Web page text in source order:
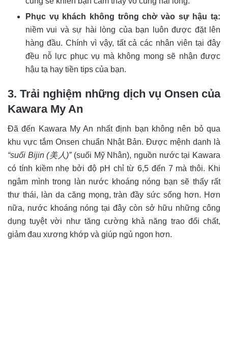
Phục vụ khách không trông chờ vào sự hậu tạ:
niềm vui và sự hài lòng của bạn luôn được đặt lên
hàng đầu. Chính vì vậy, tất cả các nhân viên tại đây
đều nỗ lực phục vụ mà không mong sẽ nhận được
hậu tạ hay tiền tips của bạn.
3. Trải nghiệm những dịch vụ Onsen của
Kawara My An
Đã đến Kawara My An nhất định bạn không nên bỏ qua
khu vực tắm Onsen chuẩn Nhật Bản. Được mệnh danh là
“suối Bijin (美人)”(suối Mỹ Nhân), nguồn nước tại Kawara
có tính kiềm nhẹ bởi độ pH chỉ từ 6,5 đến 7 mà thôi. Khi
ngâm mình trong làn nước khoáng nóng bạn sẽ thấy rất
thư thái, làn da căng mọng, tràn đầy sức sống hơn. Hơn
nữa, nước khoáng nóng tại đây còn sở hữu những công
dụng tuyệt vời như tăng cường khả năng trao đổi chất,
giảm đau xương khớp và giúp ngủ ngon hơn.